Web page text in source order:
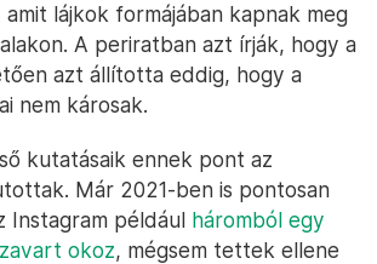
amit lájkok formájában kapnak meg
A periratban azt írják, hogy a
azt állította eddig, hogy a
nem károsak.
kutatásaik ennek pont az
Már 2021-ben is pontosan
Instagram például háromból egy
okoz, mégsem tettek ellene